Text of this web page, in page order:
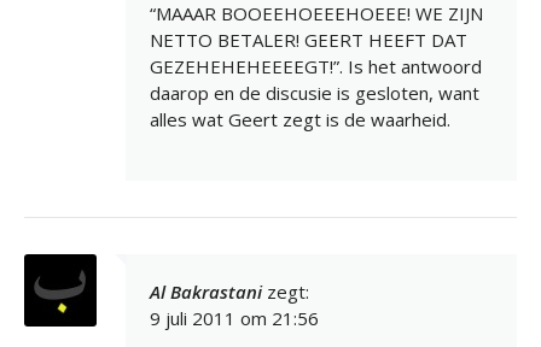
“MAAAR BOOEEHOEEEHOEEE! WE ZIJN
NETTO BETALER! GEERT HEEFT DAT
GEZEHEHEHEEEEGT!”. Is het antwoord
daarop en de discusie is gesloten, want
alles wat Geert zegt is de waarheid.
Al Bakrastani zegt:
9 juli 2011 om 21:56